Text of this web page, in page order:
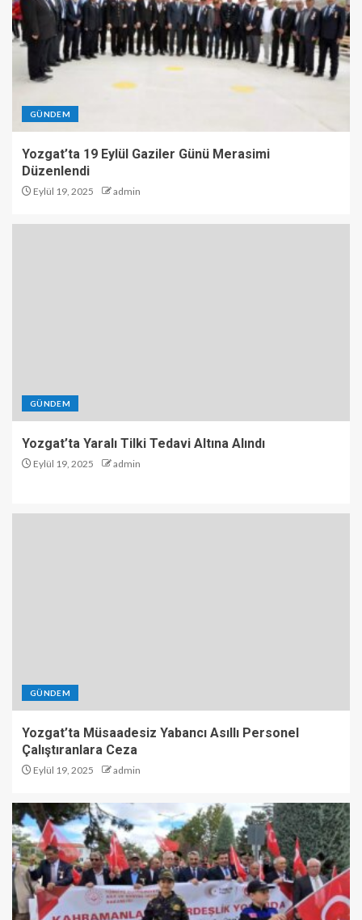
GÜNDEM
Yozgat’ta 19 Eylül Gaziler Günü Merasimi
Düzenlendi
Eylül 19, 2025 admin
GÜNDEM
Yozgat’ta Yaralı Tilki Tedavi Altına Alındı
Eylül 19, 2025 admin
GÜNDEM
Yozgat’ta Müsaadesiz Yabancı Asıllı Personel
Çalıştıranlara Ceza
Eylül 19, 2025 admin